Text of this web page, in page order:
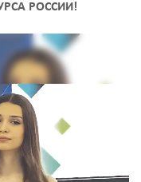
РОССИИ!